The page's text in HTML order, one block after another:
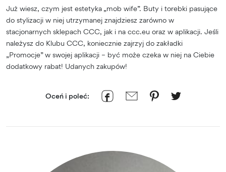
Już wiesz, czym jest estetyka „mob wife”. Buty i torebki pasujące
do stylizacji w niej utrzymanej znajdziesz zarówno w
stacjonarnych sklepach CCC, jak i na ccc.eu oraz w aplikacji. Jeśli
należysz do Klubu CCC, koniecznie zajrzyj do zakładki
„Promocje” w swojej aplikacji – być może czeka w niej na Ciebie
dodatkowy rabat! Udanych zakupów!
Oceń i poleć: